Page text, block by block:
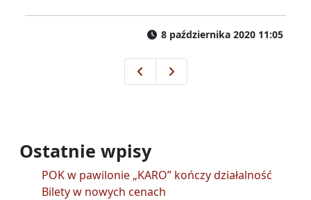
8 października 2020 11:05
Od 30 września wraca
Komunikacja miejska od
Ostatnie wpisy
POK w pawilonie „KARO” kończy działalność
Bilety w nowych cenach